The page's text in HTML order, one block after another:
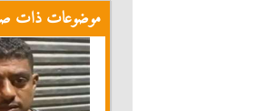
موضوعات ذات